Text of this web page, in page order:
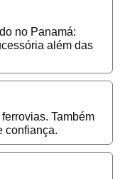
no Panamá:
além das
Também
confiança.